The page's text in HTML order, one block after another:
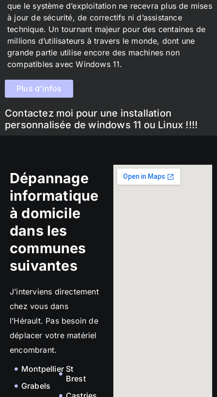
que le système d’exploitation ne recevra plus de mises
à jour de sécurité, de correctifs ni d’assistance
technique. Un tournant majeur pour des centaines de
millions d’utilisateurs à travers le monde, dont une
grande partie utilise encore des machines non
compatibles avec Windows 11.
Plus d'infos
Contactez moi pour une installation
personnalisée de windows 11 ou Linux !!!!
Dépannage
informatique
à domicile
dans les
communes
suivantes
J’interviens directement
chez vous dans
l’Hérault. Pas besoin de
déplacer votre matériel
encombrant.
Montpellier
Grabels
St
Brest